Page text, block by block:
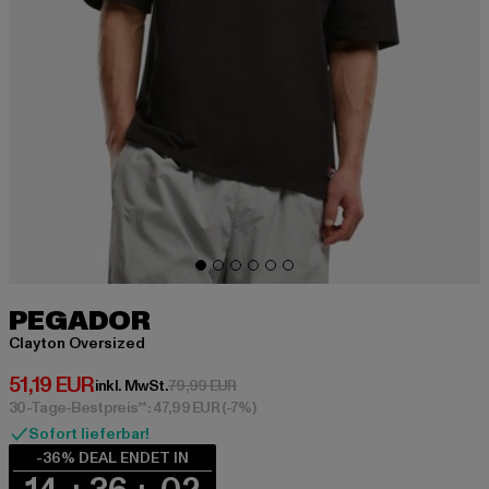
PEGADOR
Clayton Oversized
51,19 EUR
Derzeitiger Preis: 51,19 EUR
inkl. MwSt.79,99 EURAktionspreis: 79,99 EUR
30-Tage-Bestpreis**: 47,99 EUR(-7%)
Sofort lieferbar!
-36% DEAL ENDET IN